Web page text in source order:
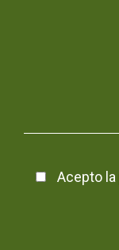
Acepto la